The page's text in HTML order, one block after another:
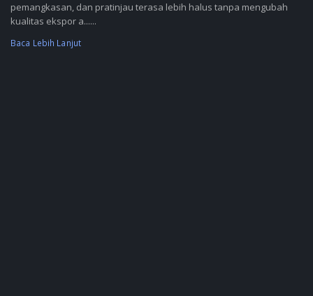
pemangkasan, dan pratinjau terasa lebih halus tanpa mengubah
kualitas ekspor a......
Baca Lebih Lanjut